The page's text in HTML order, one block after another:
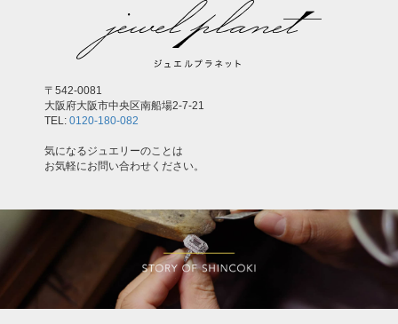
〒542-0081
大阪府大阪市中央区南船場2-7-21
TEL: 0120-180-082
気になるジュエリーのことは
お気軽にお問い合わせください。